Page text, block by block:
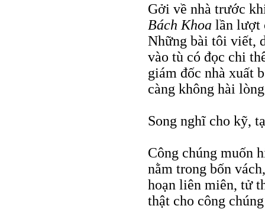
Gởi về nhà trước
Bách Khoa lần lượt
Những bài tôi viết,
vào tù có đọc chi
giám đốc nhà xuất
càng không hài
Song nghĩ cho kỹ,
Công chúng muốn
nằm trong bốn
hoạn liên miên, tử
thật cho công